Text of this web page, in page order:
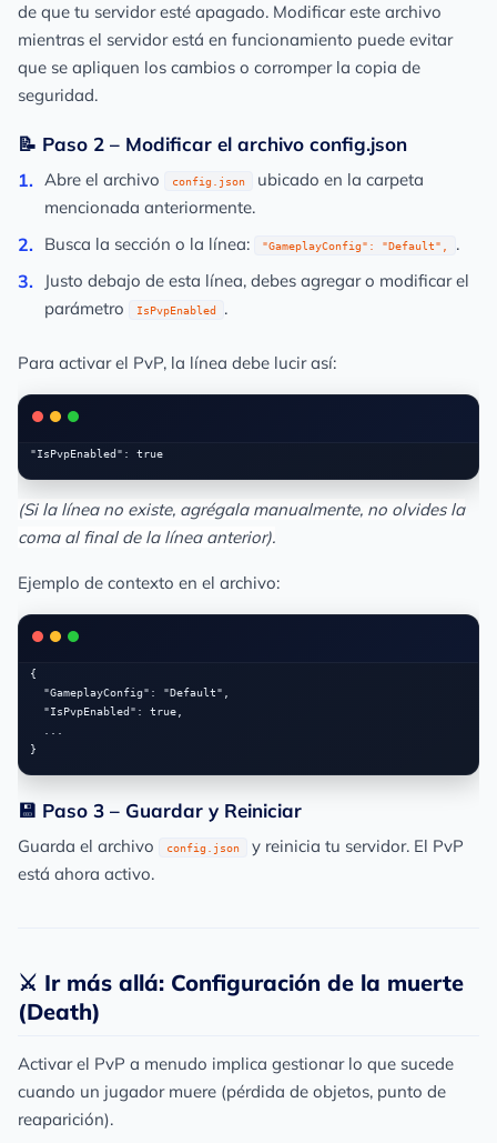
de que tu servidor esté apagado. Modificar este archivo
mientras el servidor está en funcionamiento puede evitar
que se apliquen los cambios o corromper la copia de
seguridad.
📝 Paso 2 – Modificar el archivo config.json
Abre el archivo config.json
ubicado en la carpeta
mencionada anteriormente.
Busca la sección o la línea:
"GameplayConfig": "Default",
.
Justo debajo de esta línea, debes agregar o modificar el
parámetro
IsPvpEnabled .
Para activarel PvP, la línea debe lucir así:
(Si la línea no existe, agrégala manualmente, no olvides la
coma al final de la línea anterior).
Ejemplo de contexto en el archivo:
{
💾 Paso 3 – Guardar y Reiniciar
Guarda el archivo config.json
y reinicia tu servidor. El PvP
está ahora activo.
⚔️ Ir más allá: Configuración de la muerte
(Death)
Activar el PvP a menudo implica gestionar lo que sucede
cuando un jugador muere (pérdida de objetos, punto de
reaparición).